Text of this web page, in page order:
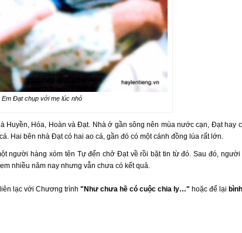
Em Đạt chụp với mẹ lúc nhỏ
Hóa, Hoàn và Đạt. Nhà ở gần sông nên mùa nước cạn, Đạt hay
Hai bên nhà Đạt có hai ao cá, gần đó có một cánh đồng lúa rất lớn.
người hàng xóm tên Tự đến chở Đạt về rồi bặt tin từ đó. Sau đó, người
nhiều năm nay nhưng vẫn chưa có kết quả.
lạc với Chương trình "Như chưa hề có cuộc chia ly…" hoặc để lại bình